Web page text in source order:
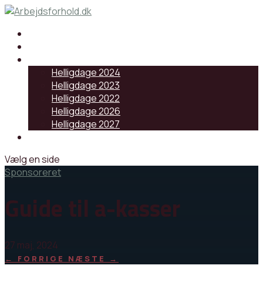
Helligdage 2024
Helligdage 2023
Helligdage 2022
Helligdage 2026
Helligdage 2027
Vælg en side
Sponsoreret
Guide til a-kasser
27 maj, 2024
← FORRIGE NÆSTE →